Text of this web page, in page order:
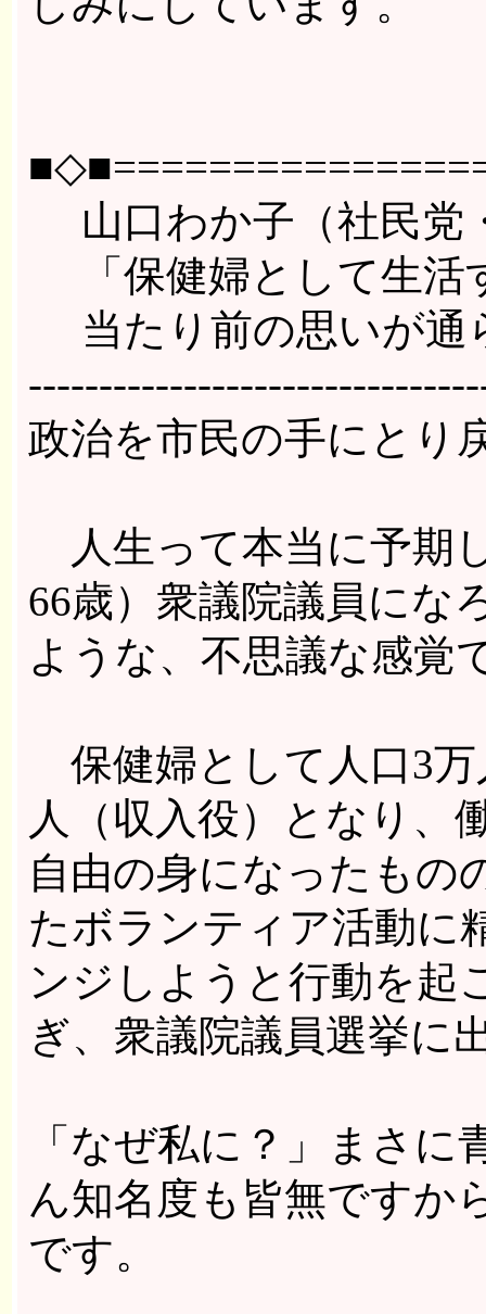
山口わか子（社民党
「保健婦として生活
当たり前の思いが通
政治を市民の手にとり
人生って本当に予期
66歳）衆議院議員にな
ような、不思議な感覚
保健婦として人口3万
人（収入役）となり、
自由の身になったもの
たボランティア活動に
ンジしようと行動を起
ぎ、衆議院議員選挙に
「なぜ私に？」まさ
ん知名度も皆無ですか
です。